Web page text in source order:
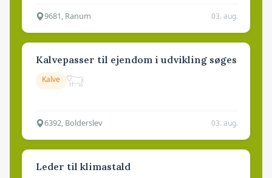
9681, Ranum 03. aug.
Kalvepasser til ejendom i udvikling søges
Kalve
6392, Bolderslev 03. aug.
Leder til klimastald